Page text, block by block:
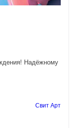
Надёжному
Свит Арт